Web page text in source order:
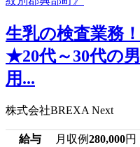
生乳の検査業務
★20代～30代の
用...
株式会社BREXA Next
給与 月収例280,000円